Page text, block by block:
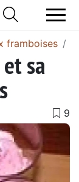
framboises
sa